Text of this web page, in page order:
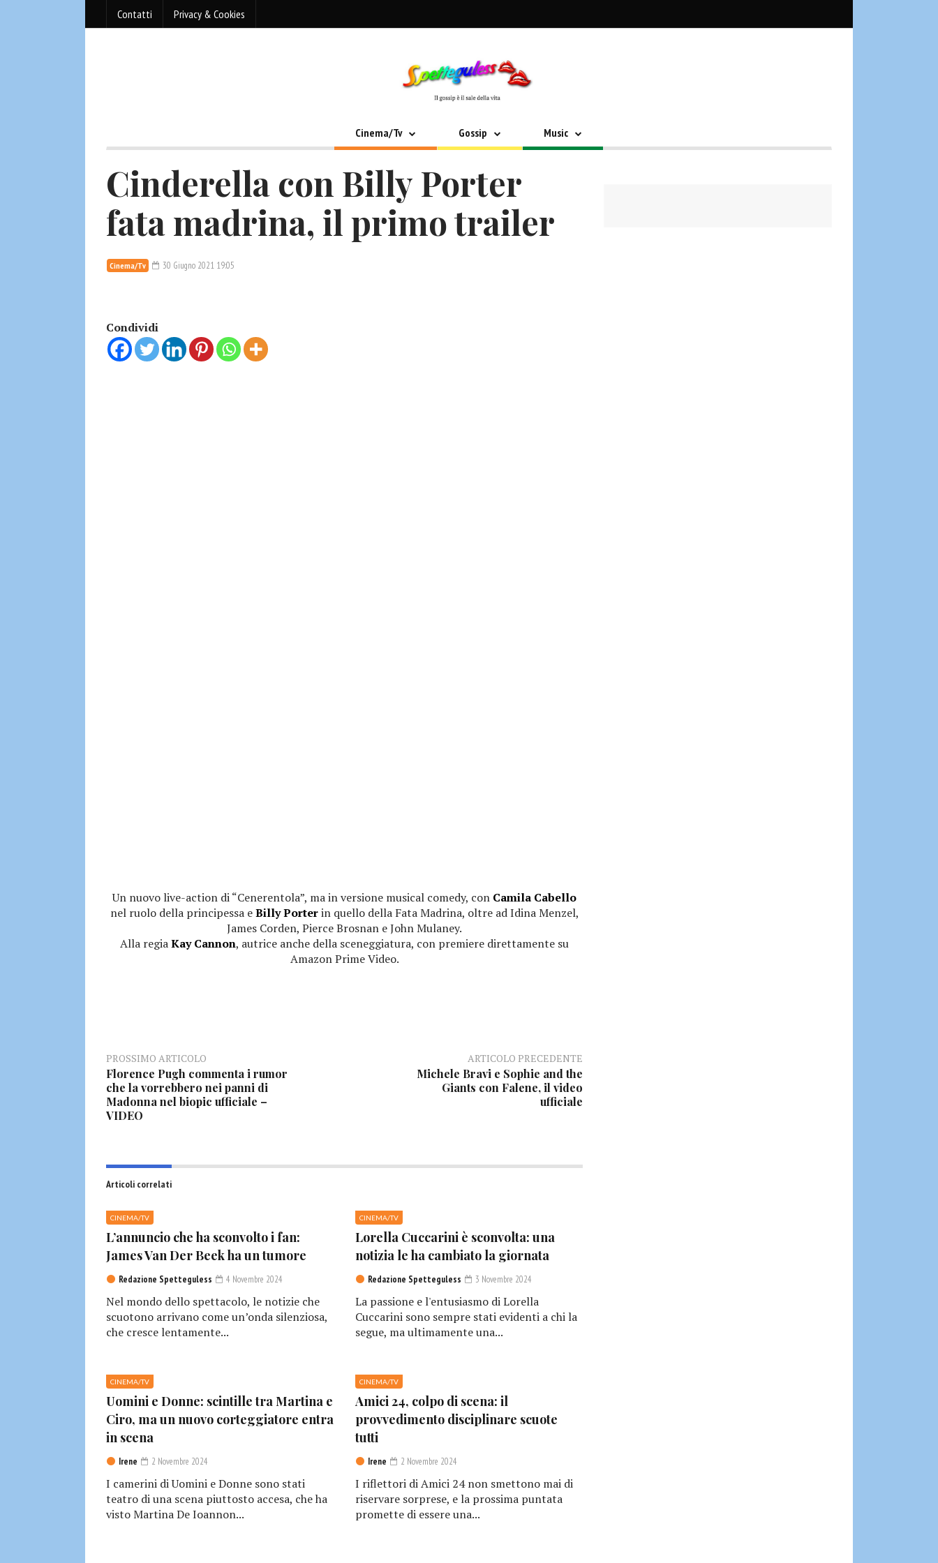
Contatti Privacy & Cookies
Cinema/Tv Gossip Music
Cinderella con Billy Porter
fata madrina, il primo trailer
Cinema/Tv 30 Giugno 2021 19:05
Condividi
Un nuovo live-action di “Cenerentola”, ma in versione musical comedy, con Camila Cabello
nel ruolo della principessa eBilly Porterin quello della Fata Madrina, oltre ad Idina Menzel,
James Corden, Pierce Brosnan e John Mulaney.
Alla regiaKay Cannon, autrice anche della sceneggiatura, con premiere direttamente su
Amazon Prime Video.
PROSSIMO ARTICOLO
Florence Pugh commenta i rumor
che la vorrebbero nei panni di
Madonna nel biopic ufficiale –
VIDEO
ARTICOLO PRECEDENTE
Michele Bravi e Sophie and the
Giants con Falene, il video
ufficiale
Articoli correlati
CINEMA/TV
L’annuncio che ha sconvolto i fan:
James Van Der Beek ha un tumore
Redazione Spetteguless 4 Novembre 2024
Nel mondo dello spettacolo, le notizie che
scuotono arrivano come un’onda silenziosa,
che cresce lentamente...
CINEMA/TV
Lorella Cuccarini è sconvolta: una
notizia le ha cambiato la giornata
Redazione Spetteguless 3 Novembre 2024
La passione e l'entusiasmo di Lorella
Cuccarini sono sempre stati evidenti a chi la
segue, ma ultimamente una...
CINEMA/TV
Uomini e Donne: scintille tra Martina e
Ciro, ma un nuovo corteggiatore entra
in scena
Irene 2 Novembre 2024
I camerini di Uomini e Donne sono stati
teatro di una scena piuttosto accesa, che ha
visto Martina De Ioannon...
CINEMA/TV
Amici 24, colpo di scena: il
provvedimento disciplinare scuote
tutti
Irene 2 Novembre 2024
I riflettori di Amici 24 non smettono mai di
riservare sorprese, e la prossima puntata
promette di essere una...